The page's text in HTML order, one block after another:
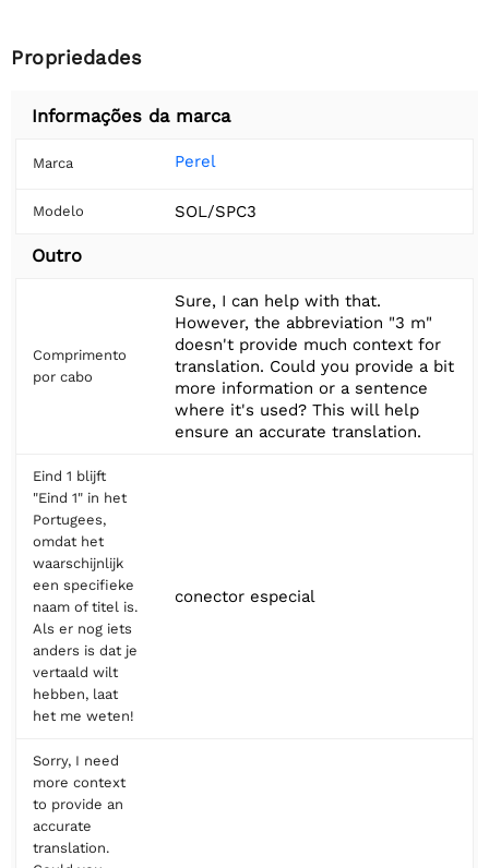
Propriedades
Informações da marca
Marca Perel
Modelo SOL/SPC3
Outro
Comprimento
por cabo
Sure, I can help with that.
However, the abbreviation "3 m"
doesn't provide much context for
translation. Could you provide a bit
more information or a sentence
where it's used? This will help
ensure an accurate translation.
Eind 1 blijft
"Eind 1" in het
Portugees,
omdat het
waarschijnlijk
een specifieke
naam of titel is.
Als er nog iets
anders is dat je
vertaald wilt
hebben, laat
het me weten!
conector especial
Sorry, I need
more context
to provide an
accurate
translation.